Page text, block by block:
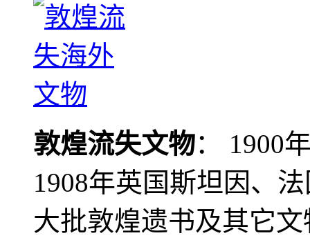
敦煌流失文物： 1900
1908年英国斯坦因、
大批敦煌遗书及其它